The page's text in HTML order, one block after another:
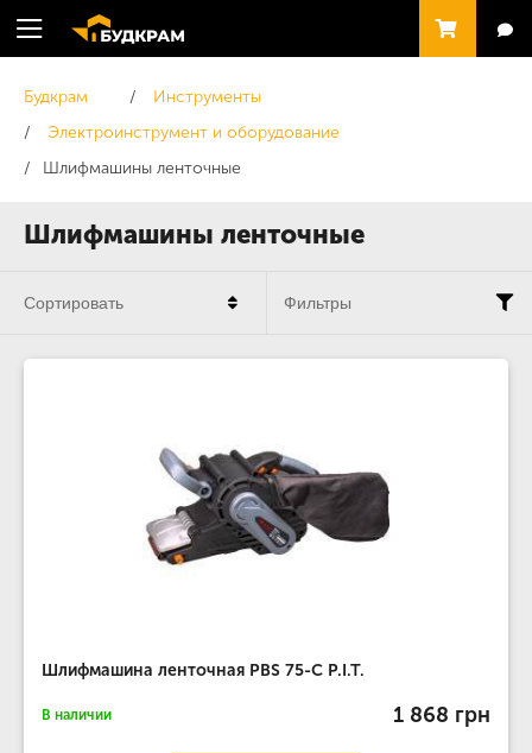
Шлифмашины ленточные
Будкрам
Инструменты
Электроинструмент и оборудование
Шлифмашины ленточные
Шлифмашина ленточная PBS 75-C P.I.T.
В наличии 1 868 грн
Сортировать Фильтры